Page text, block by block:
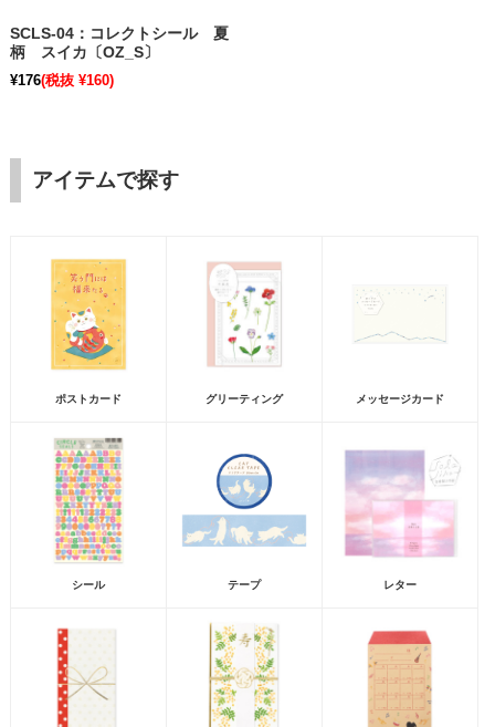
SCLS-04：コレクトシール 夏
柄 スイカ〔OZ_S〕
¥176(税抜 ¥160)
アイテムで探す
ポストカード グリーティング メッセージカード
シール テープ レター